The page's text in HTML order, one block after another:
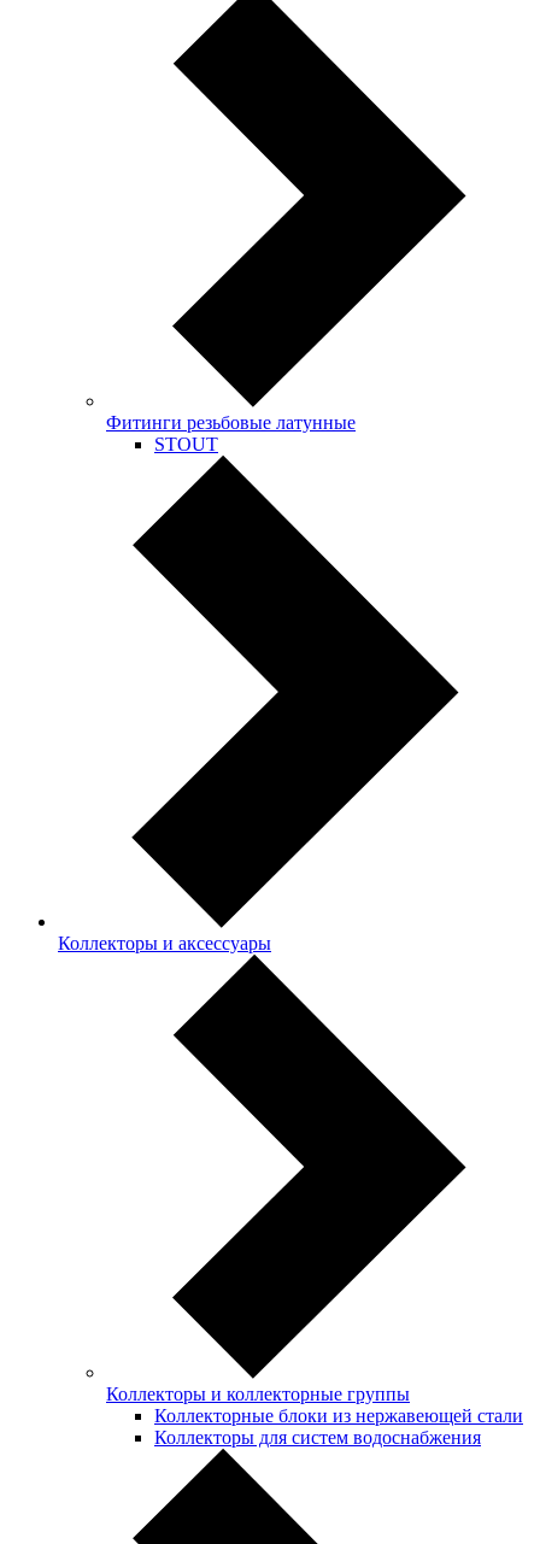
Фитинги резьбовые латунные
STOUT
Коллекторы и аксессуары
Коллекторы и коллекторные группы
Коллекторные блоки из нержавеющей стали
Коллекторы для систем водоснабжения